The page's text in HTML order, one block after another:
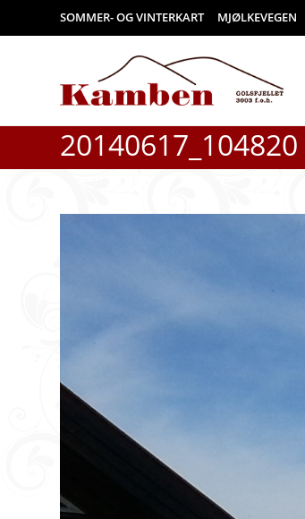
to
SOMMER- OG VINTERKART MJØLKEVEGEN
20140617_104820